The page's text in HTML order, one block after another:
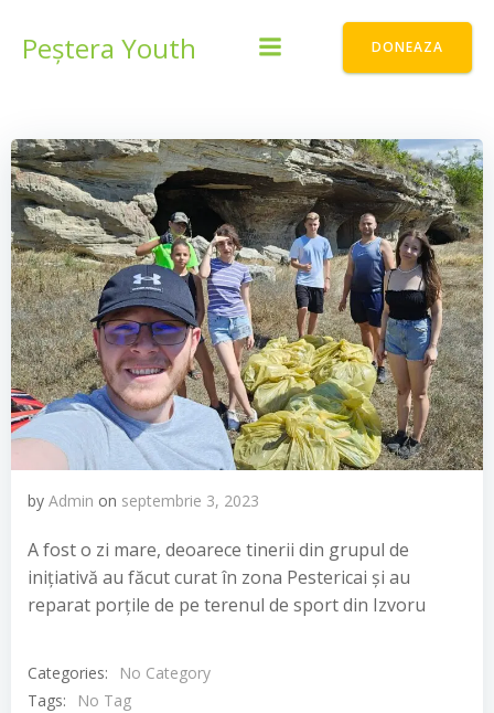
to
Peștera Youth DONEAZA
by Admin on septembrie 3, 2023
A fost o zi mare, deoarece tinerii din grupul de
inițiativă au făcut curat în zona Pestericai și au
reparat porțile de pe terenul de sport din Izvoru
Categories:
No Category
Tags:
No Tag